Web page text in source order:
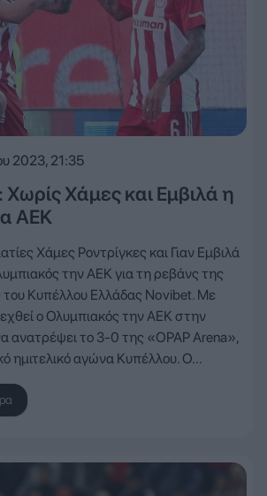
2023, 21:35
Χάμες και Εμβιλά η
ΑΕΚ
Χάμες Ροντρίγκες και Γιαν Εμβιλά
την ΑΕΚ για τη ρεβάνς της
του Κυπέλλου Ελλάδας Novibet. Με
ο Ολυμπιακός την ΑΕΚ στην
ανατρέψει το 3-0 της «OPAP Arena»,
ημιτελικό αγώνα Κυπέλλου. Ο…